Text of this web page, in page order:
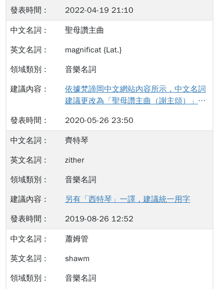
仰、習俗和定義，與其他文化群體比較出
中，以古典音樂一詞（classical music）
部分時候會直接聯想到包含十六到二十世
紀，源於西方的藝術音樂；但對於音樂研
究者來說，古典音樂只涵蓋十八世紀時期
（music of the Classical era）；而對於
印度人民來說，古典音樂一詞，指的是印
此，「泛文化概念」（trans-cultural），
指的是同質性。此名詞應該與包含同質性
與差異性的「跨文化比較」做出區分。
史時期的樂器，以過去某個年代所演奏的
樂器。該術語通常意味著樂器的現代複製
品或重建，而不是樂器原件。 「時代樂
團」試圖還原某個年代的樂器音質。現代
作曲家也會為時代樂器作曲。 使用「時代
樂器」一詞術語較使用「鑑古/真實樂
樂器」（ historical instruments）為合
適。「鑑古/真實樂器」的用法難以證
明；而「歷史樂器」的用法無法代表特定
instruments of …
與美國的音樂界開始盛行的復古風潮，簡
稱為「歷史演譯」（HIP）。「歷史時代
與「時代樂器」的演奏，重建過去某一個
期，其討論主題聚焦於中世紀至十九世紀
中期，包括文藝復興、巴洛克、古典時期
（music of the Classical era）以及早期
業革命結束為止，以手工製作樂器的時
期。而如今，這個歷史時代可廣義地解釋
為所有過去而非當代的時代。 「歷史時代
風格演譯」法的內容，可分別由歷史、時
「歷史」指的是歷史證據考證，包括對於
報紙、古董原件的探究。歷史證據除了存
在音樂理論研究以及音樂表演紀錄中，也
紀錄裡。「時代」指的是「時代樂器」
時代的樂器。譬如鍵琴家族中的小鍵琴
（clavichord）具代表性的時代為文藝復
興與早期巴洛克時期，而大鍵琴
2022-04-19 21:10
聖母讚主曲
magnificat {Lat.}
音樂名詞
依據梵諦岡中文網站內容所示，中文名詞
建議更改為「聖母讚主曲（謝主頌）」。
https://www.vaticannews.va/zht/prayers
/the-magnificat.html
2020-05-26 23:50
齊特琴
zither
音樂名詞
另有「西特琴」一譯，建議統一用字
2019-08-26 12:52
蕭姆管
shawm
音樂名詞